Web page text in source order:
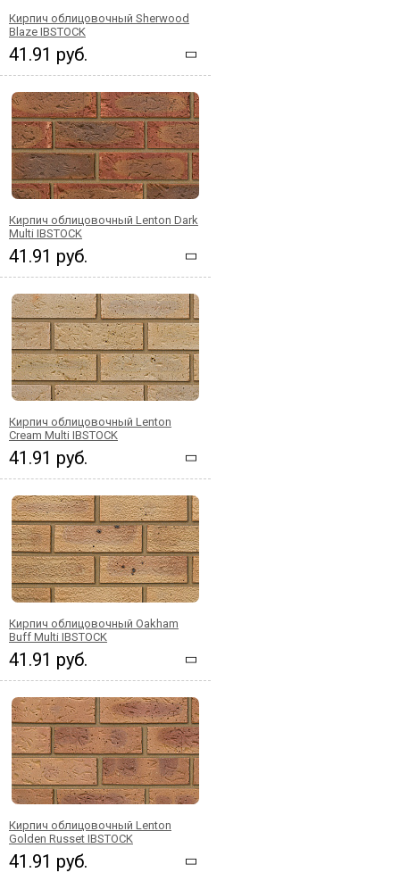
Кирпич облицовочный Sherwood
Blaze IBSTOCK
41.91 руб.
Кирпич облицовочный Lenton Dark
Multi IBSTOCK
41.91 руб.
Кирпич облицовочный Lenton
Cream Multi IBSTOCK
41.91 руб.
Кирпич облицовочный Oakham
Buff Multi IBSTOCK
41.91 руб.
Кирпич облицовочный Lenton
Golden Russet IBSTOCK
41.91 руб.